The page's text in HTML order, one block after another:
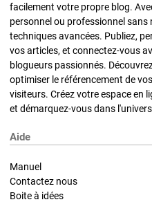
facilement votre propre blog.
personnel ou professionnel sans
techniques avancées. Publiez,
vos articles, et connectez-vous
blogueurs passionnés.
optimiser le référencement de
visiteurs. Créez votre espace en
et démarquez-vous dans
Aide
Manuel
Contactez nous
Boite à idées